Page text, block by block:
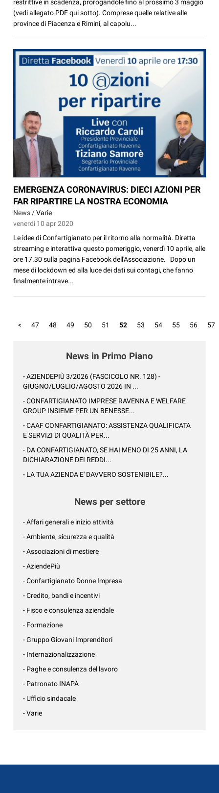
restrittive in scadenza, prorogandole fino al prossimo 3 maggio
(vedi allegato PDF qui sotto). Comprese quelle relative alle
province di Piacenza e Rimini, al capolu...
EMERGENZA CORONAVIRUS: DIECI AZIONI PER
FAR RIPARTIRE LA NOSTRA ECONOMIA
News /Varie
venerdì 10 apr 2020
Le idee di Confartigianato per il ritorno alla normalità. Diretta
streaming e interattiva questo pomeriggio, venerdì 10 aprile, alle
ore 17.30 sulla pagina Facebook dell'Associazione. Dopo un
mese di lockdown ed alla luce dei dati sui contagi, che fanno
finalmente intrave...
< 47 48 49 50 51 52 53 54 55 56 57
News in Primo Piano
- AZIENDEPIÙ 3/2026 (FASCICOLO NR. 128) -
GIUGNO/LUGLIO/AGOSTO 2026 IN ...
- CONFARTIGIANATO IMPRESE RAVENNA E WELFARE
GROUP INSIEME PER UN BENESSE...
- CAAF CONFARTIGIANATO: ASSISTENZA QUALIFICATA
E SERVIZI DI QUALITÀ PER...
- DA CONFARTIGIANATO, SE HAI MENO DI 25 ANNI, LA
DICHIARAZIONE DEI REDDI...
- LA TUA AZIENDA E' DAVVERO SOSTENIBILE?...
News per settore
- Affari generali e inizio attività
- Ambiente, sicurezza e qualità
- Associazioni di mestiere
- AziendePiù
- Confartigianato Donne Impresa
- Credito, bandi e incentivi
- Fisco e consulenza aziendale
- Formazione
- Gruppo Giovani Imprenditori
- Internazionalizzazione
- Paghe e consulenza del lavoro
- Patronato INAPA
- Ufficio sindacale
- Varie